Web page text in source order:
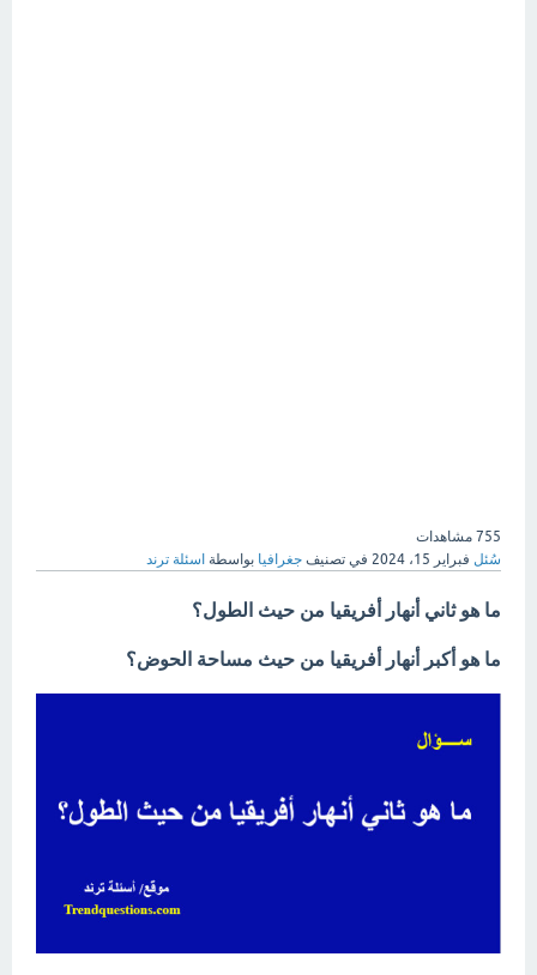
755 مشاهدات
سُئل فبراير 15، 2024 في تصنيف جغرافيا بواسطة اسئلة ترند
ما هو ثاني أنهار أفريقيا من حيث الطول؟
ما هو أكبر أنهار أفريقيا من حيث مساحة الحوض؟